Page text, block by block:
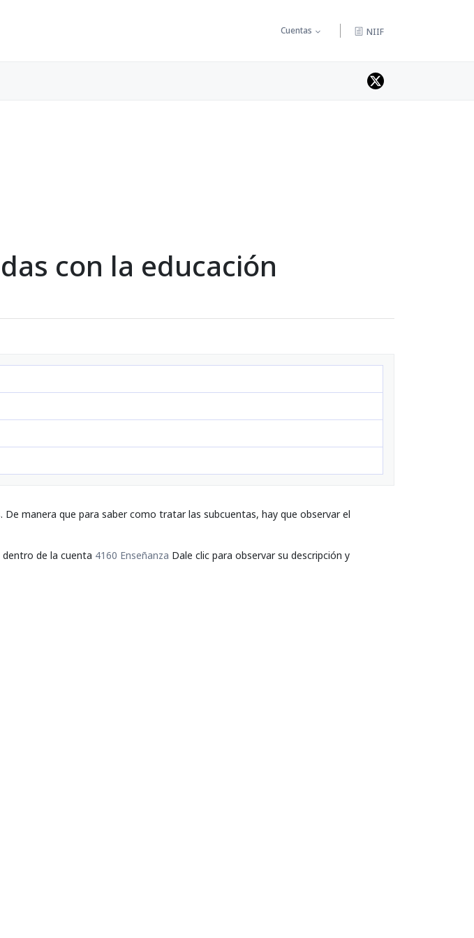
Cuentas NIIF
con la educación
manera que para saber como tratar las subcuentas, hay que observar el
dentro de la cuenta 4160 Enseñanza Dale clic para observar su descripción y